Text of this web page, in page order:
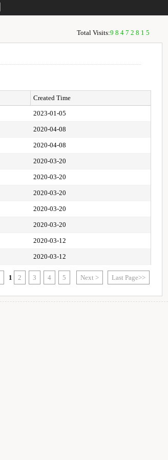
Total Visits:98472815
Created Time
2023-01-05
2020-04-08
2020-04-08
2020-03-20
2020-03-20
2020-03-20
2020-03-20
2020-03-20
2020-03-12
2020-03-12
1 2 3 4 5 Next > Last Page>>